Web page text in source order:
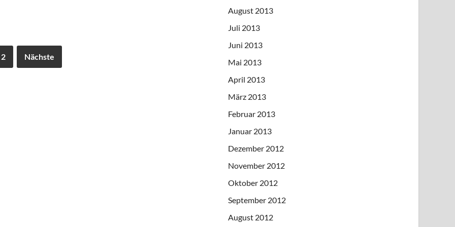
2 Nächste
August 2013
Juli 2013
Juni 2013
Mai 2013
April 2013
März 2013
Februar 2013
Januar 2013
Dezember 2012
November 2012
Oktober 2012
September 2012
August 2012